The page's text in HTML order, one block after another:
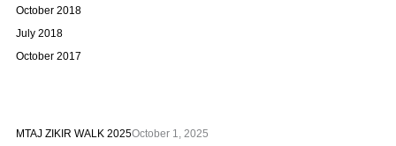
October 2018
July 2018
October 2017
MTAJ ZIKIR WALK 2025October 1, 2025